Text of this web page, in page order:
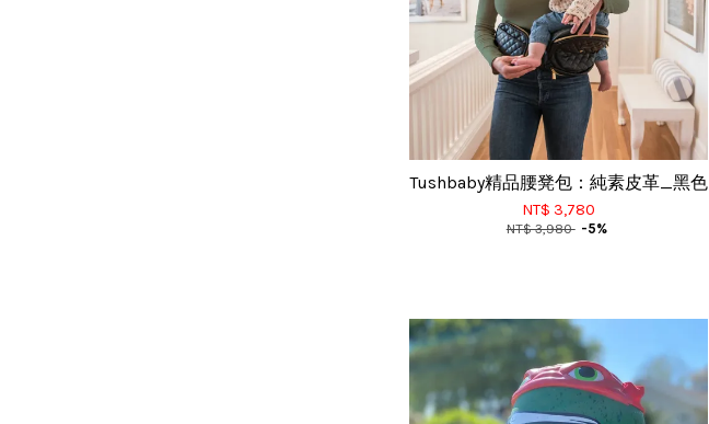
Tushbaby精品腰凳包：純素皮革_黑色
NT$ 3,780
NT$ 3,980 -5%